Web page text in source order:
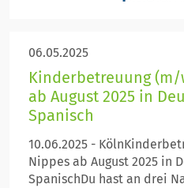
06.05.2025
Kinderbetreuung
ab August 2025 in
Spanisch
10.06.2025 -
Nippes ab August 2025 in
SpanischDu hast an drei